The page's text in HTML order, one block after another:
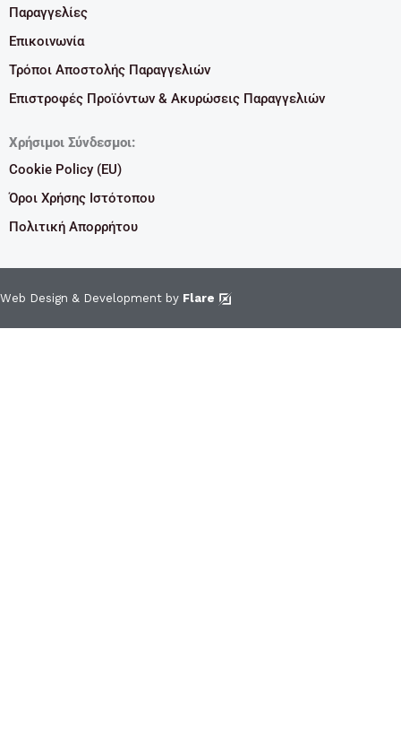
Παραγγελίες
Επικοινωνία
Τρόποι Αποστολής Παραγγελιών
Επιστροφές Προϊόντων & Ακυρώσεις Παραγγελιών
Χρήσιμοι Σύνδεσμοι:
Cookie Policy (EU)
Όροι Χρήσης Ιστότοπου
Πολιτική Απορρήτου
Web Design & Development by Flare